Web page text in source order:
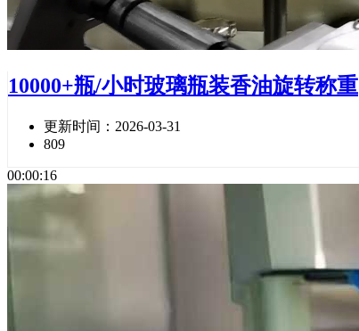
10000+瓶/小时玻璃瓶装香油旋转称重
更新时间：2026-03-31
809
00:00:16